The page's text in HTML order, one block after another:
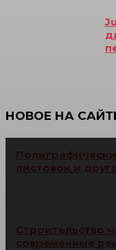
НОВОЕ НА
листовок и
Строительство
современные